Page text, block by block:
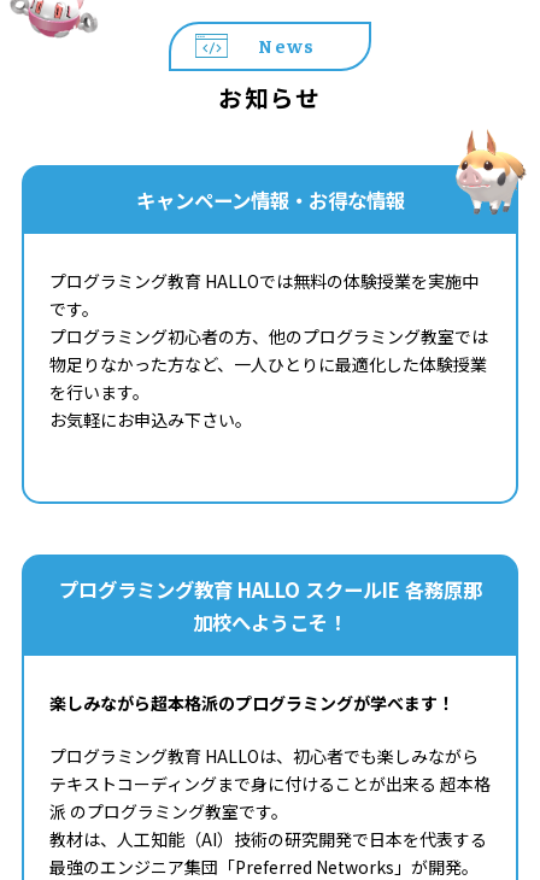
News
お知らせ
キャンペーン情報・お得な情報
プログラミング教育 HALLOでは無料の体験授業を実施中
です。
プログラミング初心者の方、他のプログラミング教室では
物足りなかった方など、一人ひとりに最適化した体験授業
を行います。
お気軽にお申込み下さい。
プログラミング教育 HALLO スクールIE 各務原那
加校へようこそ！
楽しみながら超本格派のプログラミングが学べます！
プログラミング教育 HALLOは、初心者でも楽しみながら
テキストコーディングまで身に付けることが出来る 超本格
派 のプログラミング教室です。
教材は、人工知能（AI）技術の研究開発で日本を代表する
最強のエンジニア集団「Preferred Networks」が開発。